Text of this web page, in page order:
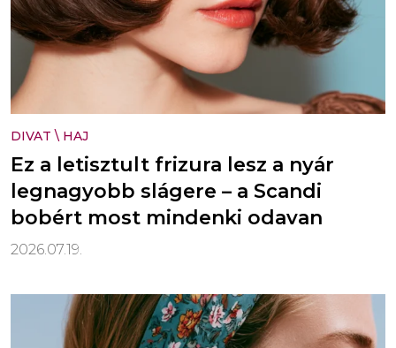
DIVAT \ HAJ
Ez a letisztult frizura lesz a nyár
legnagyobb slágere – a Scandi
bobért most mindenki odavan
2026.07.19.